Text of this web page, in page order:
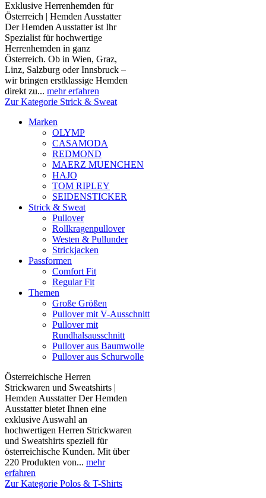
Exklusive Herrenhemden für
Österreich | Hemden Ausstatter
Der Hemden Ausstatter ist Ihr
Spezialist für hochwertige
Herrenhemden in ganz
Österreich. Ob in Wien, Graz,
Linz, Salzburg oder Innsbruck –
wir bringen erstklassige Hemden
direkt zu... mehr erfahren
Zur Kategorie Strick & Sweat
Marken
OLYMP
CASAMODA
REDMOND
MAERZ MUENCHEN
HAJO
TOM RIPLEY
SEIDENSTICKER
Strick & Sweat
Pullover
Rollkragenpullover
Westen & Pullunder
Strickjacken
Passformen
Comfort Fit
Regular Fit
Themen
Große Größen
Pullover mit V-Ausschnitt
Pullover mit
Rundhalsausschnitt
Pullover aus Baumwolle
Pullover aus Schurwolle
Österreichische Herren
Strickwaren und Sweatshirts |
Hemden Ausstatter Der Hemden
Ausstatter bietet Ihnen eine
exklusive Auswahl an
hochwertigen Herren Strickwaren
und Sweatshirts speziell für
österreichische Kunden. Mit über
220 Produkten von... mehr
erfahren
Zur Kategorie Polos & T-Shirts